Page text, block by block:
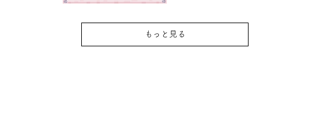
もっと見る